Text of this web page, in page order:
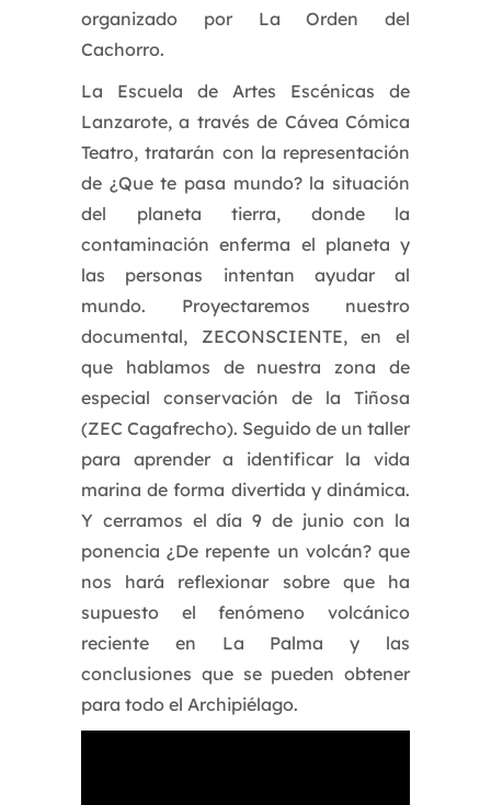
organizado por La Orden del
Cachorro.
La Escuela de Artes Escénicas de
Lanzarote, a través de Cávea Cómica
Teatro, tratarán con la representación
de ¿Que te pasa mundo? la situación
del planeta tierra, donde la
contaminación enferma el planeta y
las personas intentan ayudar al
mundo. Proyectaremos nuestro
documental, ZECONSCIENTE, en el
que hablamos de nuestra zona de
especial conservación de la Tiñosa
(ZEC Cagafrecho). Seguido de un taller
para aprender a identificar la vida
marina de forma divertida y dinámica.
Y cerramos el día 9 de junio con la
ponencia ¿De repente un volcán? que
nos hará reflexionar sobre que ha
supuesto el fenómeno volcánico
reciente en La Palma y las
conclusiones que se pueden obtener
para todo el Archipiélago.